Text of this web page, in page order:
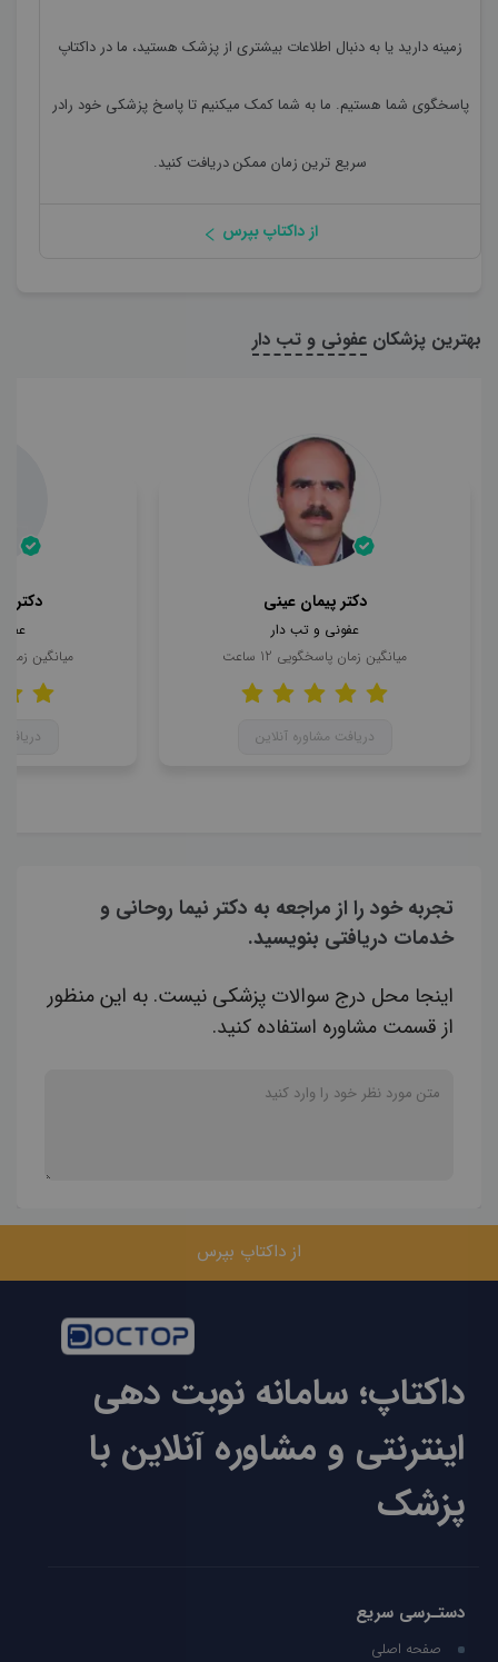
زمینه دارید یا به دنبال اطلاعات بیشتری از پزشک هستید، ما در داکتاپ
پاسخگوی شما هستیم. ما به شما کمک میکنیم تا پاسخ پزشکی خود رادر
سریع ترین زمان ممکن دریافت کنید.
از داکتاپ بپرس
بهترین پزشکان عفونی و تب دار
دکتر پیمان عینی
عفونی و تب دار
میانگین زمان پاسخگویی 12 ساعت
دریافت مشاوره آنلاین
دکتر
میانگین
تجربه خود را از مراجعه به دکتر نيما روحاني و
خدمات دریافتی بنویسید.
اینجا محل درج سوالات پزشکی نیست. به این منظور
از قسمت مشاوره استفاده کنید.
از داکتاپ بپرس
داکتاپ؛ سامانه نوبت دهی
اینترنتی و مشاوره آنلاین با
پزشک
دستـرسی سریع
صفحه اصلی